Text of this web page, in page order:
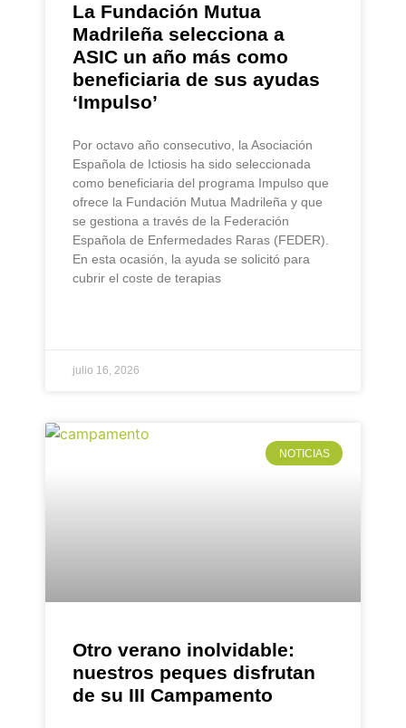
La Fundación Mutua
Madrileña selecciona a
ASIC un año más como
beneficiaria de sus ayudas
‘Impulso’
Por octavo año consecutivo, la Asociación
Española de Ictiosis ha sido seleccionada
como beneficiaria del programa Impulso que
ofrece la Fundación Mutua Madrileña y que
se gestiona a través de la Federación
Española de Enfermedades Raras (FEDER).
En esta ocasión, la ayuda se solicitó para
cubrir el coste de terapias
julio 16, 2026
NOTICIAS
Otro verano inolvidable:
nuestros peques disfrutan
de su III Campamento